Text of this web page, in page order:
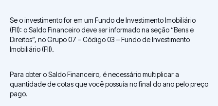
Se o investimento for em um Fundo de Investimento Imobiliário
(FII): o Saldo Financeiro deve ser informado na seção “Bens e
Direitos”, no Grupo 07 – Código 03 – Fundo de Investimento
Imobiliário (FII).
Para obter o Saldo Financeiro, é necessário multiplicar a
quantidade de cotas que você possuía no final do ano pelo preço
pago.